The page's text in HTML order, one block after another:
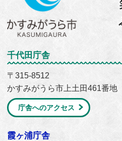
千代田庁舎
〒315-8512
かすみがうら市上土田461番地
庁舎へのアクセス
霞ヶ浦庁舎